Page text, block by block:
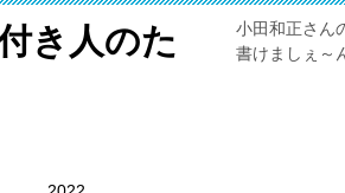
き人のた
小田和正さん
書けましぇ～